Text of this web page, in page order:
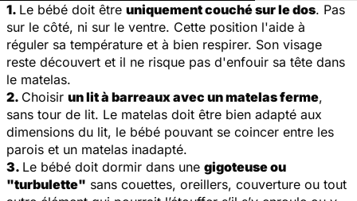
1. Le bébé doit être uniquement couché sur le dos. Pas
sur le côté, ni sur le ventre. Cette position l'aide à
réguler sa température et à bien respirer. Son visage
reste découvert et il ne risque pas d'enfouir sa tête dans
le matelas.
2. Choisir un lit à barreaux avec un matelas ferme,
sans tour de lit. Le matelas doit être bien adapté aux
dimensions du lit, le bébé pouvant se coincer entre les
parois et un matelas inadapté.
3. Le bébé doit dormir dans une gigoteuse ou
"turbulette" sans couettes, oreillers, couverture ou tout